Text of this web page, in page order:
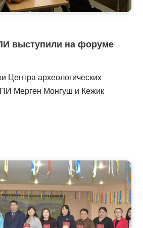
выступили на форуме
Центра археологических
Мерген Монгуш и Кежик